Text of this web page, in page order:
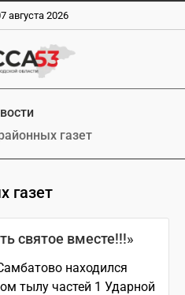
августа 2026
газет
газет
святое вместе!!!»
находился
тылу частей 1 Ударной